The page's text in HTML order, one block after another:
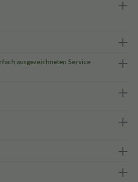
ausgezeichneten Service